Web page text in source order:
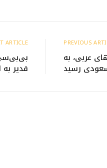
عربی، به
رسید
ARTICLE
قدیر